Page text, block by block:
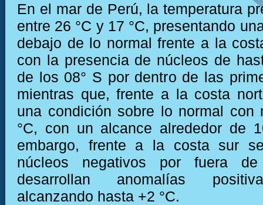
En el mar de Perú, la temperatura
entre 26 °C y 17 °C, presentando
debajo de lo normal frente a la
con la presencia de núcleos de
de los 08° S por dentro de las
mientras que, frente a la costa
una condición sobre lo normal con
°C, con un alcance alrededor de
embargo, frente a la costa sur
núcleos negativos por fuera
desarrollan anomalías
alcanzando hasta +2 °C.